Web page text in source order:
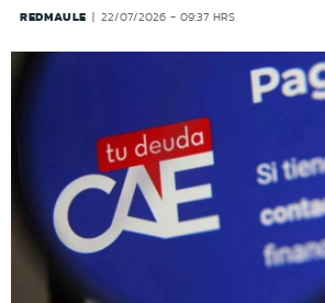
REDMAULE 22/07/2026 - 09:37 HRS